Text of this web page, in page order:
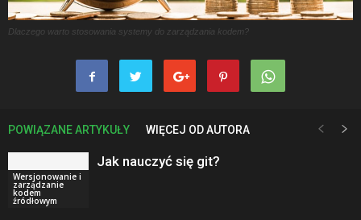
Dlaczego warto stosowania systemy do zarządzania kodem?
POWIĄZANE ARTYKUŁY WIĘCEJ OD AUTORA
Wersjonowanie i
zarządzanie
kodem
źródłowym
Jak nauczyć się git?